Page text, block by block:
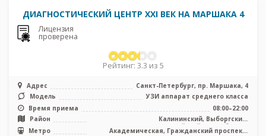
ДИАГНОСТИЧЕСКИЙ ЦЕНТР XXI ВЕК НА МАРШАКА 4
Лицензия
проверена
Рейтинг: 3.3 из 5
Адрес
Санкт-Петербург, пр. Маршака, 4
Модель
УЗИ аппарат среднего класса
Время приема
08:00–22:00
Район
Калининский, Выборгский,
Красногвардейский, Лен. область
Метро
Академическая, Гражданский проспект,